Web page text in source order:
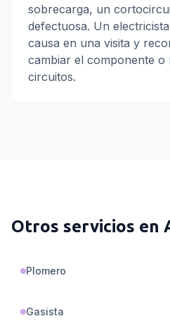
sobrecarga, un
defectuosa. Un
causa en una visita y
cambiar el componente o
circuitos.
Otros servicios en
Plomero
Gasista